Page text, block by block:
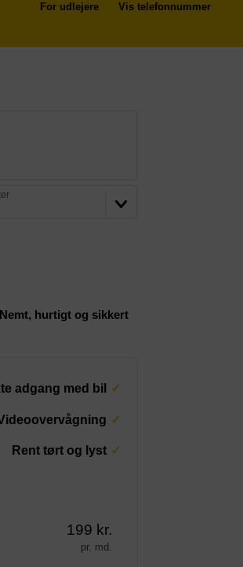
For udlejere Vis telefonnummer
Nemt, hurtigt og sikkert
adgang med bil
Rent tørt og lyst
199 kr.
pr. md.